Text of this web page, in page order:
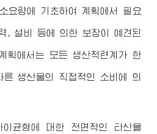
요량에 기초하여 계획에서 필요
, 설비 등에 의한 보장이 예견된
획에서는 모든 생산적련계가 한
생산물의 직접적인 소비에 의
이균형에 대한 전면적인 타산을